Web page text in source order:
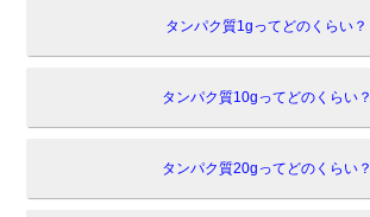
タンパク質1gってどのくらい？
タンパク質10gってどのくらい？
タンパク質20gってどのくらい？